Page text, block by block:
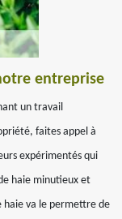
entreprise
un travail
faites appel à
expérimentés qui
haie minutieux et
haie va le permettre de